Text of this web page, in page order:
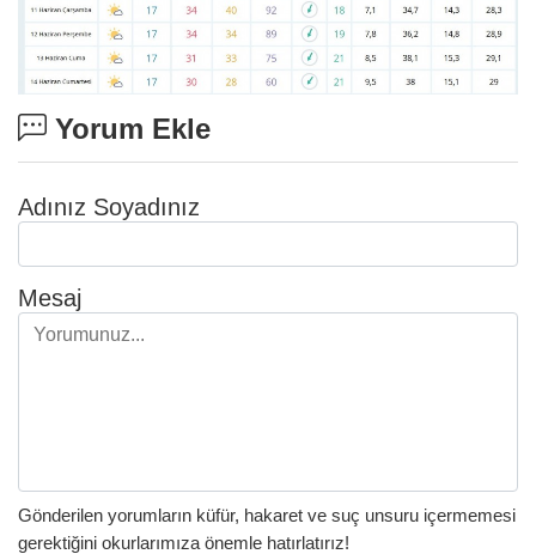
Yorum Ekle
Adınız Soyadınız
Mesaj
Gönderilen yorumların küfür, hakaret ve suç unsuru içermemesi
gerektiğini okurlarımıza önemle hatırlatırız!